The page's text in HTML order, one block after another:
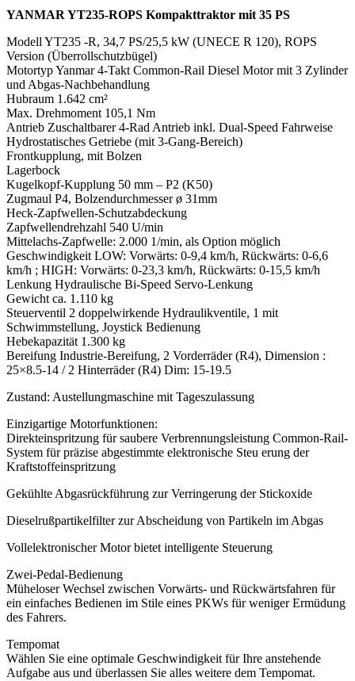
YANMAR YT235-ROPS Kompakttraktor mit 35 PS
Modell YT235 -R, 34,7 PS/25,5 kW (UNECE R 120), ROPS
Version (Überrollschutzbügel)
Motortyp Yanmar 4-Takt Common-Rail Diesel Motor mit 3 Zylinder
und Abgas-Nachbehandlung
Hubraum 1.642 cm²
Max. Drehmoment 105,1 Nm
Antrieb Zuschaltbarer 4-Rad Antrieb inkl. Dual-Speed Fahrweise
Hydrostatisches Getriebe (mit 3-Gang-Bereich)
Frontkupplung, mit Bolzen
Lagerbock
Kugelkopf-Kupplung 50 mm – P2 (K50)
Zugmaul P4, Bolzendurchmesser ø 31mm
Heck-Zapfwellen-Schutzabdeckung
Zapfwellendrehzahl 540 U/min
Mittelachs-Zapfwelle: 2.000 1/min, als Option möglich
Geschwindigkeit LOW: Vorwärts: 0-9,4 km/h, Rückwärts: 0-6,6
km/h ; HIGH: Vorwärts: 0-23,3 km/h, Rückwärts: 0-15,5 km/h
Lenkung Hydraulische Bi-Speed Servo-Lenkung
Gewicht ca. 1.110 kg
Steuerventil 2 doppelwirkende Hydraulikventile, 1 mit
Schwimmstellung, Joystick Bedienung
Hebekapazität 1.300 kg
Bereifung Industrie-Bereifung, 2 Vorderräder (R4), Dimension :
25×8.5-14 / 2 Hinterräder (R4) Dim: 15-19.5
Zustand: Austellungmaschine mit Tageszulassung
Einzigartige Motorfunktionen:
Direkteinspritzung für saubere Verbrennungsleistung Common-Rail-
System für präzise abgestimmte elektronische Steu erung der
Kraftstoffeinspritzung
Gekühlte Abgasrückführung zur Verringerung der Stickoxide
Dieselrußpartikelfilter zur Abscheidung von Partikeln im Abgas
Vollelektronischer Motor bietet intelligente Steuerung
Zwei-Pedal-Bedienung
Müheloser Wechsel zwischen Vorwärts- und Rückwärtsfahren für
ein einfaches Bedienen im Stile eines PKWs für weniger Ermüdung
des Fahrers.
Tempomat
Wählen Sie eine optimale Geschwindigkeit für Ihre anstehende
Aufgabe aus und überlassen Sie alles weitere dem Tempomat.